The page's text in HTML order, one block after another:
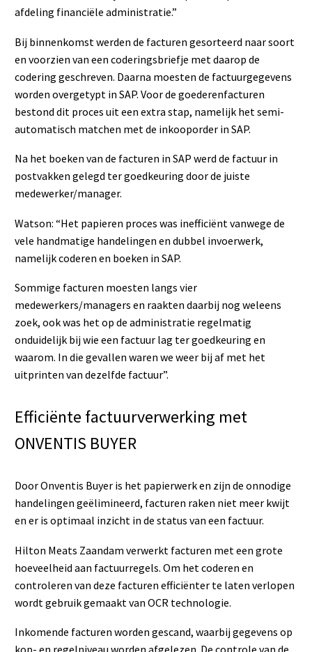
afdeling financiële administratie.”
Bij binnenkomst werden de facturen gesorteerd naar soort
en voorzien van een coderingsbriefje met daarop de
codering geschreven. Daarna moesten de factuurgegevens
worden overgetypt in SAP. Voor de goederenfacturen
bestond dit proces uit een extra stap, namelijk het semi-
automatisch matchen met de inkooporder in SAP.
Na het boeken van de facturen in SAP werd de factuur in
postvakken gelegd ter goedkeuring door de juiste
medewerker/manager.
Watson: “Het papieren proces was inefficiënt vanwege de
vele handmatige handelingen en dubbel invoerwerk,
namelijk coderen en boeken in SAP.
Sommige facturen moesten langs vier
medewerkers/managers en raakten daarbij nog weleens
zoek, ook was het op de administratie regelmatig
onduidelijk bij wie een factuur lag ter goedkeuring en
waarom. In die gevallen waren we weer bij af met het
uitprinten van dezelfde factuur”.
Efficiënte factuurverwerking met
ONVENTIS BUYER
Door Onventis Buyer is het papierwerk en zijn de onnodige
handelingen geëlimineerd, facturen raken niet meer kwijt
en er is optimaal inzicht in de status van een factuur.
Hilton Meats Zaandam verwerkt facturen met een grote
hoeveelheid aan factuurregels. Om het coderen en
controleren van deze facturen efficiënter te laten verlopen
wordt gebruik gemaakt van OCR technologie.
Inkomende facturen worden gescand, waarbij gegevens op